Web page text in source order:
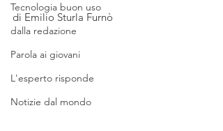
Tecnologia buon uso
dalla redazione
Parola ai giovani
L'esperto risponde
Notizie dal mondo
di Emilio Sturla Furnò